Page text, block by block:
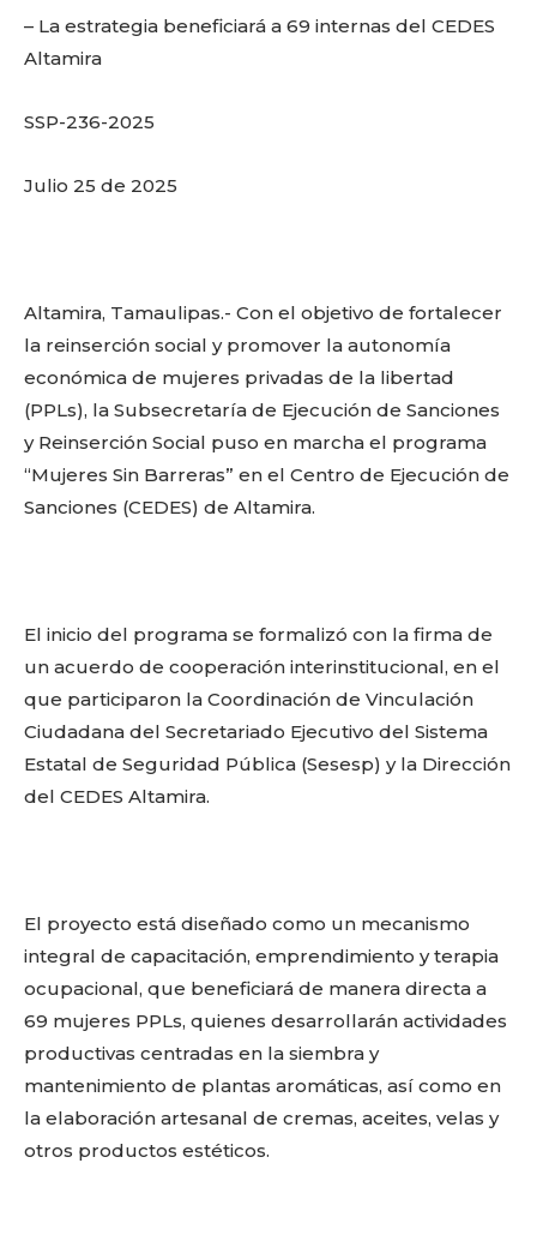
– La estrategia beneficiará a 69 internas del CEDES
Altamira
SSP-236-2025
Julio 25 de 2025
Altamira, Tamaulipas.- Con el objetivo de fortalecer
la reinserción social y promover la autonomía
económica de mujeres privadas de la libertad
(PPLs), la Subsecretaría de Ejecución de Sanciones
y Reinserción Social puso en marcha el programa
“Mujeres Sin Barreras” en el Centro de Ejecución de
Sanciones (CEDES) de Altamira.
El inicio del programa se formalizó con la firma de
un acuerdo de cooperación interinstitucional, en el
que participaron la Coordinación de Vinculación
Ciudadana del Secretariado Ejecutivo del Sistema
Estatal de Seguridad Pública (Sesesp) y la Dirección
del CEDES Altamira.
El proyecto está diseñado como un mecanismo
integral de capacitación, emprendimiento y terapia
ocupacional, que beneficiará de manera directa a
69 mujeres PPLs, quienes desarrollarán actividades
productivas centradas en la siembra y
mantenimiento de plantas aromáticas, así como en
la elaboración artesanal de cremas, aceites, velas y
otros productos estéticos.